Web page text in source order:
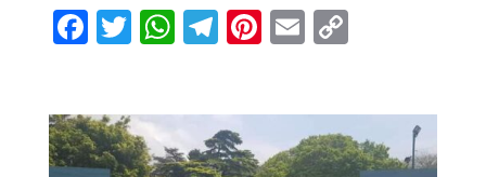
Facebook
Twitter
WhatsApp
Telegram
Pinterest
EmailCopy